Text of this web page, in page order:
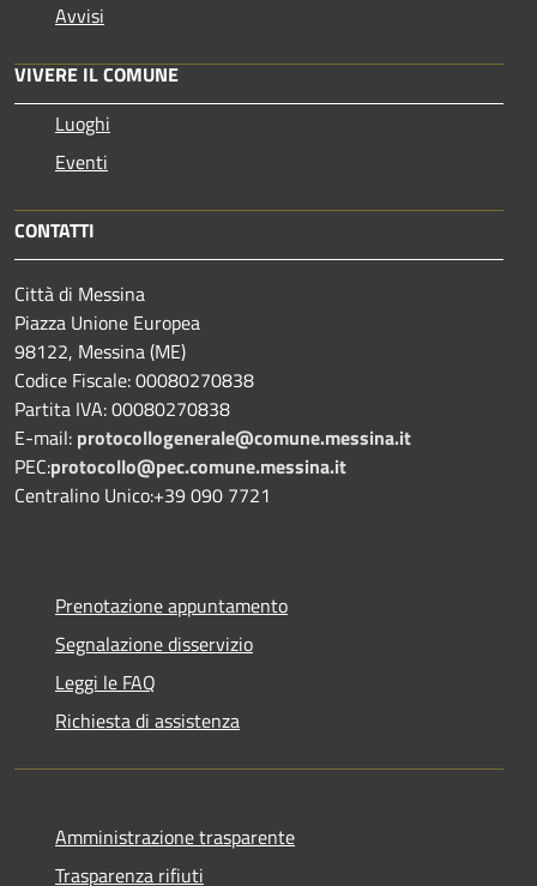
Avvisi
VIVERE IL COMUNE
Luoghi
Eventi
CONTATTI
Città di Messina
Piazza Unione Europea
98122, Messina (ME)
Codice Fiscale: 00080270838
Partita IVA: 00080270838
E-mail: protocollogenerale@comune.messina.it
PEC:protocollo@pec.comune.messina.it
Centralino Unico:+39 090 7721
Prenotazione appuntamento
Segnalazione disservizio
Leggi le FAQ
Richiesta di assistenza
Amministrazione trasparente
Trasparenza rifiuti